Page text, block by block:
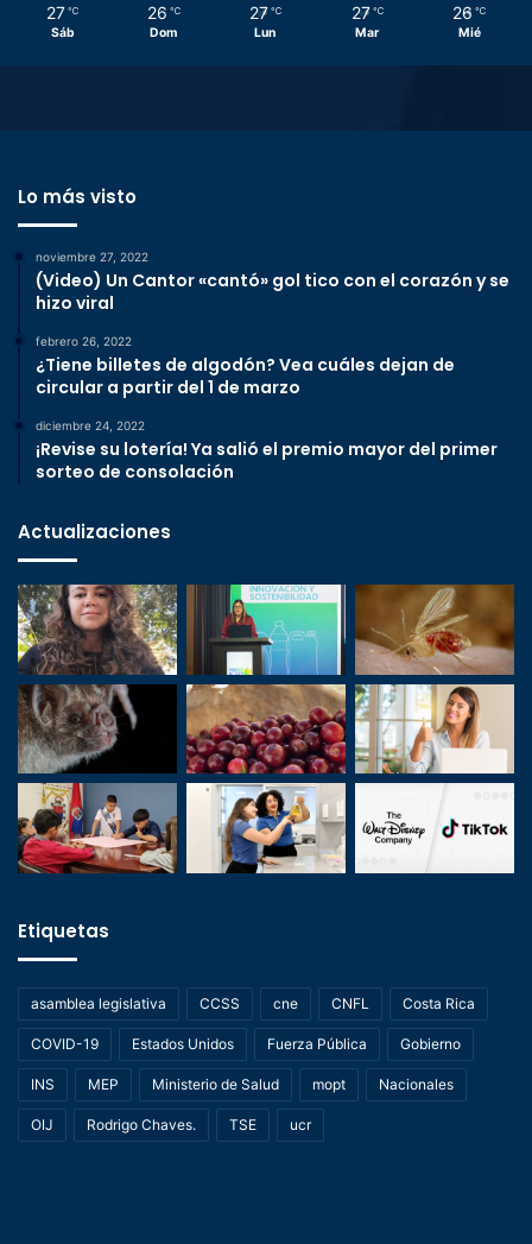
27 ℃
Sáb
26 ℃
Dom
27 ℃
Lun
27 ℃
Mar
26 ℃
Mié
Lo más visto
noviembre 27, 2022
(Video) Un Cantor «cantó» gol tico con el corazón y se
hizo viral
febrero 26, 2022
¿Tiene billetes de algodón? Vea cuáles dejan de
circular a partir del 1 de marzo
diciembre 24, 2022
¡Revise su lotería! Ya salió el premio mayor del primer
sorteo de consolación
Actualizaciones
Etiquetas
asamblea legislativa CCSS cne CNFL Costa Rica
COVID-19 Estados Unidos Fuerza Pública Gobierno
INS MEP Ministerio de Salud mopt Nacionales
OIJ Rodrigo Chaves. TSE ucr